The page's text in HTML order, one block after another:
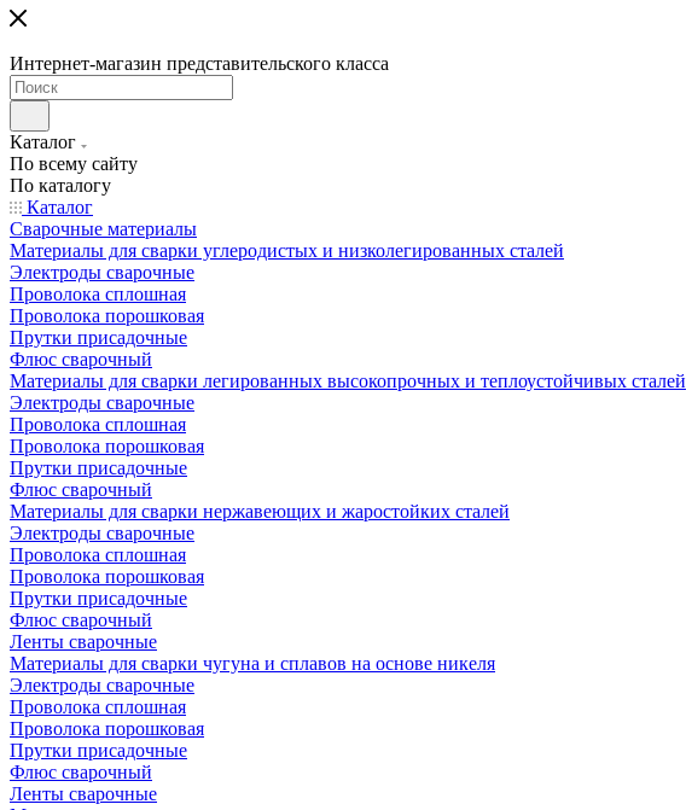
Интернет-магазин представительского класса
Каталог
По всему сайту
По каталогу
Каталог
Сварочные материалы
Материалы для сварки углеродистых и низколегированных сталей
Электроды сварочные
Проволока сплошная
Проволока порошковая
Прутки присадочные
Флюс сварочный
Материалы для сварки легированных высокопрочных и теплоустойчивых сталей
Электроды сварочные
Проволока сплошная
Проволока порошковая
Прутки присадочные
Флюс сварочный
Материалы для сварки нержавеющих и жаростойких сталей
Электроды сварочные
Проволока сплошная
Проволока порошковая
Прутки присадочные
Флюс сварочный
Ленты сварочные
Материалы для сварки чугуна и сплавов на основе никеля
Электроды сварочные
Проволока сплошная
Проволока порошковая
Прутки присадочные
Флюс сварочный
Ленты сварочные